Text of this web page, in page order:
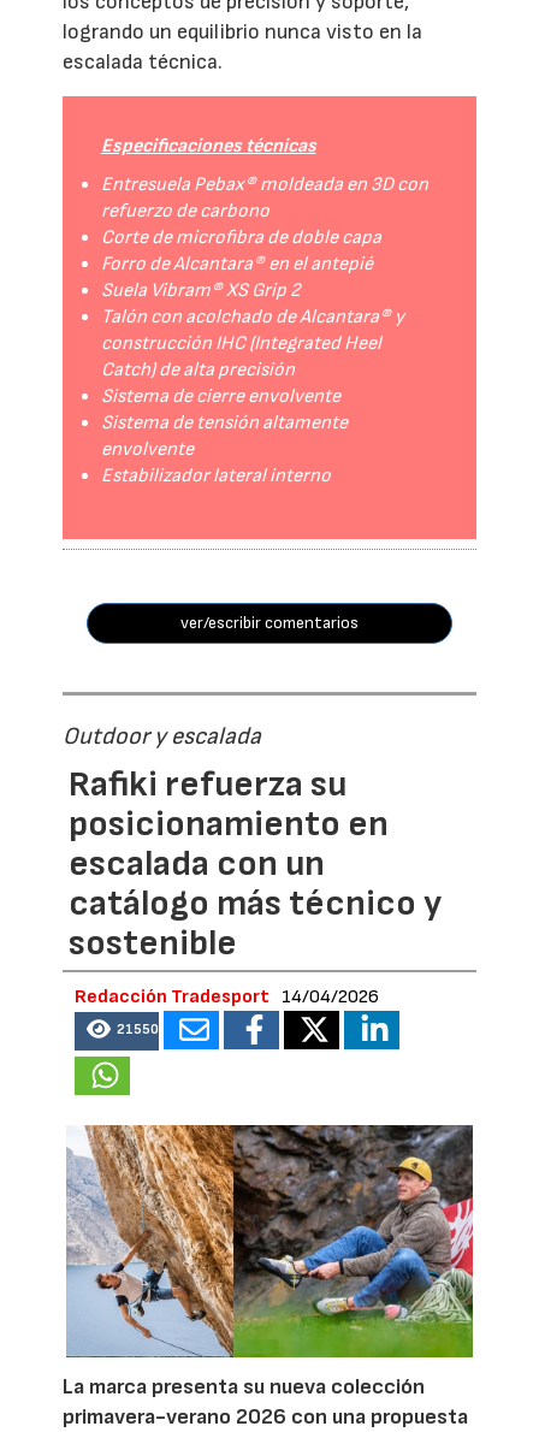
logrando un equilibrio nunca visto en la
escalada técnica.
Especificaciones técnicas
Entresuela Pebax® moldeada en 3D con
refuerzo de carbono
Corte de microfibra de doble capa
Forro de Alcantara® en el antepié
Suela Vibram® XS Grip 2
Talón con acolchado de Alcantara® y
construcción IHC (Integrated Heel
Catch) de alta precisión
Sistema de cierre envolvente
Sistema de tensión altamente
envolvente
Estabilizador lateral interno
ver/escribir comentarios
Outdoor y escalada
Rafiki refuerza su
posicionamiento en
escalada con un
catálogo más técnico y
sostenible
Redacción Tradesport 14/04/2026
21550
La marca presenta su nueva colección
primavera-verano 2026 con una propuesta